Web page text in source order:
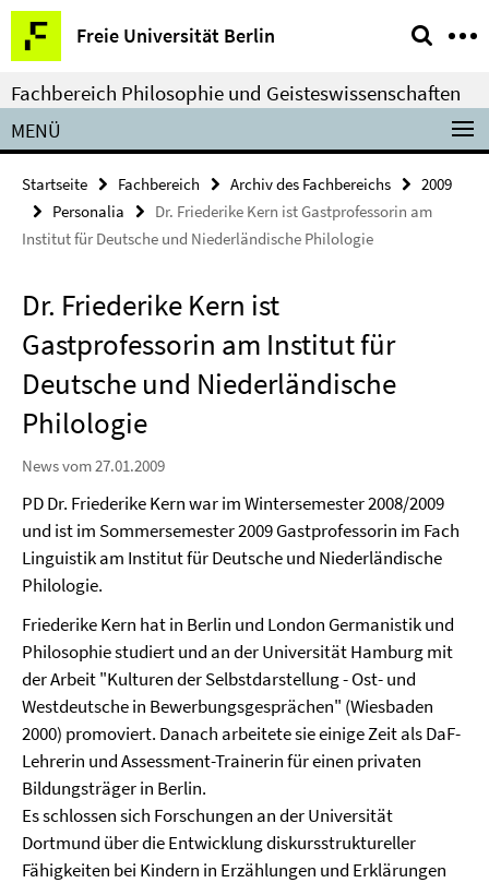
Springe
direkt
zu
Inhalt
Freie Universität Berlin
Service-
Navigation
Fachbereich Philosophie und Geisteswissenschaften
MENÜ
Startseite Fachbereich Archiv des Fachbereichs
2009
Personalia
Dr. Friederike Kern ist Gastprofessorin am
Institut für Deutsche und Niederländische Philologie
Dr. Friederike Kern ist
Gastprofessorin am Institut für
Deutsche und Niederländische
Philologie
News vom 27.01.2009
PD Dr. Friederike Kern war im Wintersemester 2008/2009
und ist im Sommersemester 2009 Gastprofessorin im Fach
Linguistik am Institut für Deutsche und Niederländische
Philologie.
Friederike Kern hat in Berlin und London Germanistik und
Philosophie studiert und an der Universität Hamburg mit
der Arbeit "Kulturen der Selbstdarstellung - Ost- und
Westdeutsche in Bewerbungsgesprächen" (Wiesbaden
2000) promoviert. Danach arbeitete sie einige Zeit als DaF-
Lehrerin und Assessment-Trainerin für einen privaten
Bildungsträger in Berlin.
Es schlossen sich Forschungen an der Universität
Dortmund über die Entwicklung diskursstruktureller
Fähigkeiten bei Kindern in Erzählungen und Erklärungen